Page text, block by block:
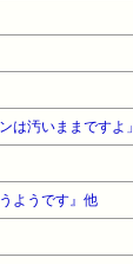
は汚いままですよ」
ようです』他